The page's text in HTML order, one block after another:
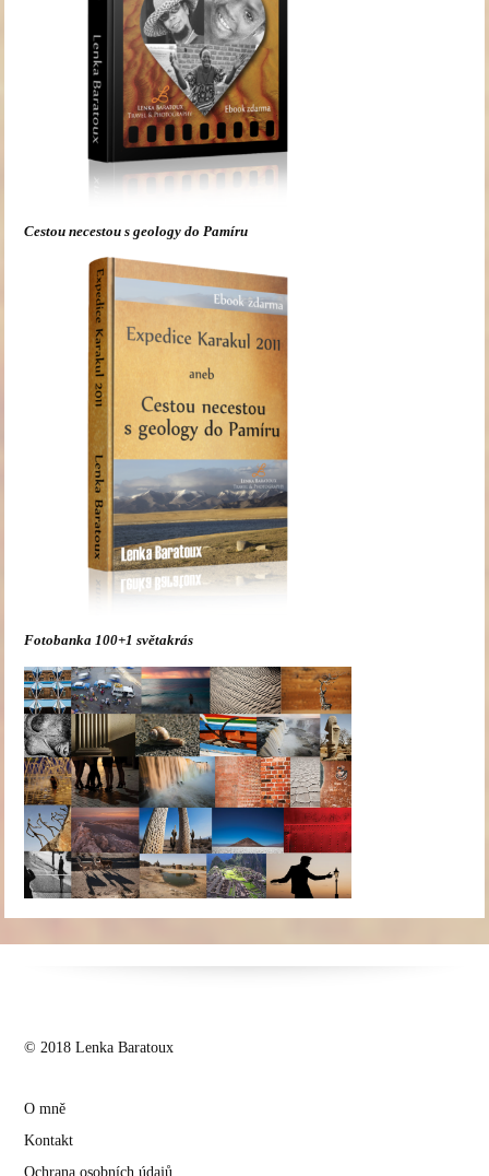
Cestou necestou s geology do Pamíru
Fotobanka 100+1 světakrás
© 2018 Lenka Baratoux
O mně
Kontakt
Ochrana osobních údajů